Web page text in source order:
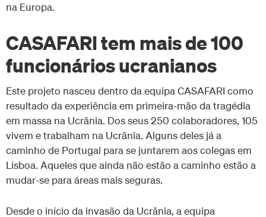
na Europa.
CASAFARI tem mais de 100
funcionários ucranianos
Este projeto nasceu dentro da equipa CASAFARI como
resultado da experiência em primeira-mão da tragédia
em massa na Ucrânia. Dos seus 250 colaboradores, 105
vivem e trabalham na Ucrânia. Alguns deles já a
caminho de Portugal para se juntarem aos colegas em
Lisboa. Aqueles que ainda não estão a caminho estão a
mudar-se para áreas mais seguras.
Desde o início da invasão da Ucrânia, a equipa